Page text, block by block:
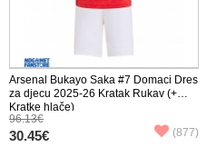
Arsenal Bukayo Saka #7 Domaci Dres
za djecu 2025-26 Kratak Rukav (+
Kratke hlače)
96.13€
30.45€ (877)